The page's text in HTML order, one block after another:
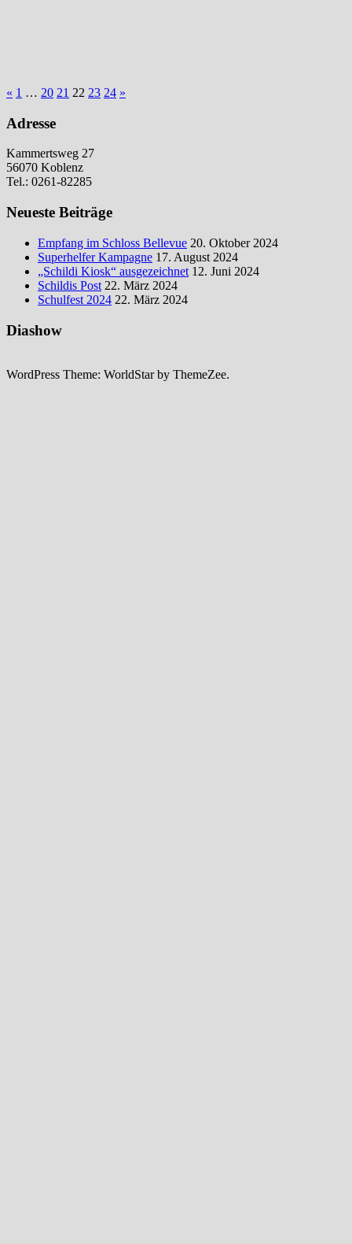
Seitennummerierung
der
« Vorherige
1 … 20 21 22 23 24 Nächste
»
Adresse
Kammertsweg 27
56070 Koblenz
Tel.: 0261-82285
Neueste Beiträge
Empfang im Schloss Bellevue 20. Oktober 2024
Superhelfer Kampagne 17. August 2024
„Schildi Kiosk“ ausgezeichnet 12. Juni 2024
Schildis Post 22. März 2024
Schulfest 2024 22. März 2024
Diashow
WordPress Theme: WorldStar by ThemeZee.